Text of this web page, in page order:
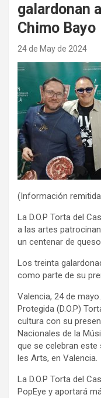
galardonan
Chimo Bayo
24 de May de 2024
(Información
La D.O.P Torta del
a las artes
un centenar de
Los treinta
como parte de su
Valencia, 24 de
Protegida (D.O.P)
cultura con su
Nacionales de la
que se celebran este
les Arts, en Valencia.
La D.O.P Torta del
PopEye y aportará